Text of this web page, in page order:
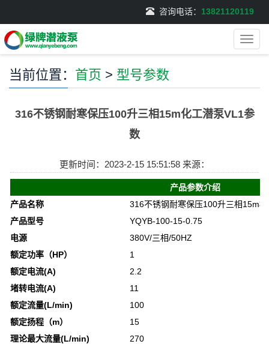
咨询电话： 13821120119
导
航
当前位置： 首页 > 型号参数
316不锈钢耐寒保压100升三相15m化工潜泵VL1参
数
更新时间：2023-2-15 15:51:58 来源：
产品参数介绍
产品名称
316不锈钢耐寒保压100升三相15m
产品型号
YQYB-100-15-0.75
电源
380V/三相/50HZ
额定功率（HP）
1
额定电流(A)
2.2
堵转电流(A)
11
额定流量(L/min)
100
额定扬程（m）
15
理论最大流量(L/min)
270